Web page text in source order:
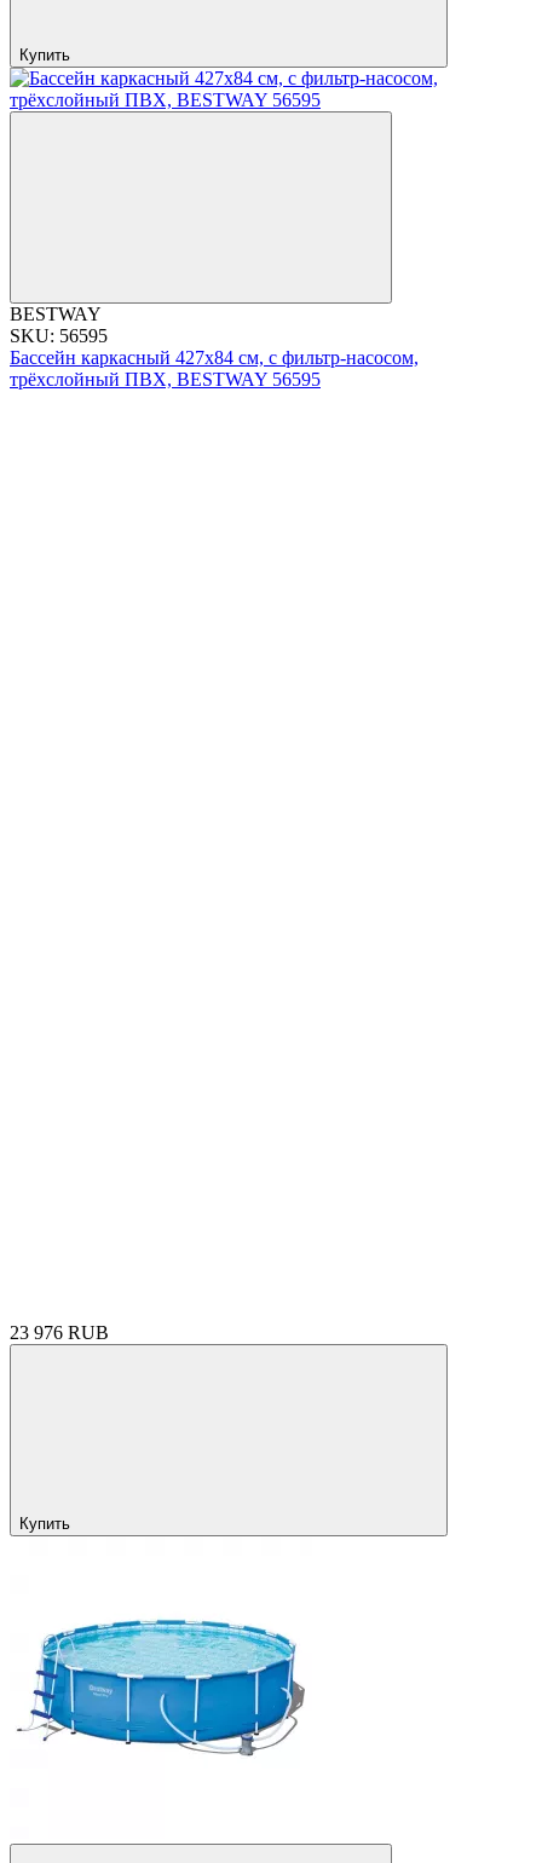
Купить
BESTWAY
SKU: 56595
Бассейн каркасный 427x84 см, с фильтр-насосом,
трёхслойный ПВХ, BESTWAY 56595
23 976 RUB
Купить